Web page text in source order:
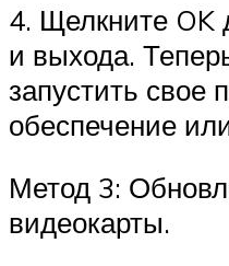
4. Щелкните OK
и выхода.
запустить свое
обеспечение
Метод 3:
видеокарты.